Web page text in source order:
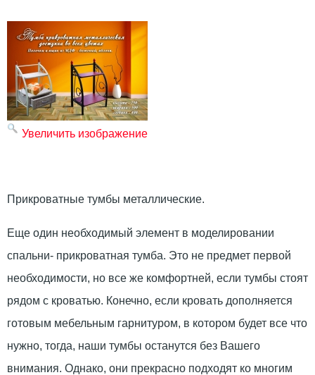
Увеличить изображение
Прикроватные тумбы металлические.
Еще один необходимый элемент в моделировании
спальни- прикроватная тумба. Это не предмет первой
необходимости, но все же комфортней, если тумбы стоят
рядом с кроватью. Конечно, если кровать дополняется
готовым мебельным гарнитуром, в котором будет все что
нужно, тогда, наши тумбы останутся без Вашего
внимания. Однако, они прекрасно подходят ко многим